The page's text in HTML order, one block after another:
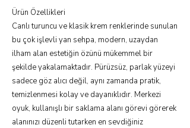
Ürün Özellikleri
Canlı turuncu ve klasik krem renklerinde sunulan
bu çok işlevli yan sehpa, modern, uzaydan
ilham alan estetiğin özünü mükemmel bir
şekilde yakalamaktadır. Pürüzsüz, parlak yüzeyi
sadece göz alıcı değil, aynı zamanda pratik,
temizlenmesi kolay ve dayanıklıdır. Merkezi
oyuk, kullanışlı bir saklama alanı görevi görerek
alanınızı düzenli tutarken en sevdiğiniz